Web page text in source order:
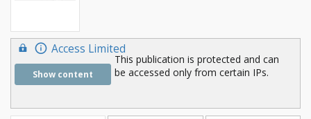
Access Limited
Show content
This publication is protected and can
be accessed only from certain IPs.